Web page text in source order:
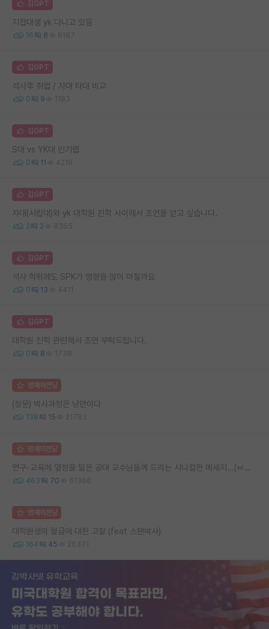
김GPT
지잡대생 yk 다니고 있음
16 8 6187
김GPT
석사후 취업 / 자대 타대 비교
0 9 1183
김GPT
S대 vs YK대 인기랩
0 11 4216
김GPT
자대(시립대)와 yk 대학원 진학 사이에서 조언을 얻고 싶습니다.
2 2 8365
김GPT
석사 학위에도 SPK가 영향을 많이 미칠까요
0 13 4411
김GPT
대학원 진학 관련해서 조언 부탁드립니다.
0 8 1738
명예의전당
(장문) 박사과정은 낭만이다
138 15 21783
명예의전당
연구-교육에 열정을 잃은 공대 교수님들께 드리는 시니컬한 메세지...(ㅂㄷㅂㄷ)
463 70 61366
명예의전당
대학원생의 월급에 대한 고찰 (feat 스탠박사)
164 45 26371